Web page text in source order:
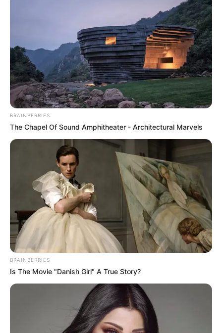
BRAINBERRIES
The Chapel Of Sound Amphitheater - Architectural Marvels
BRAINBERRIES
Is The Movie "Danish Girl" A True Story?